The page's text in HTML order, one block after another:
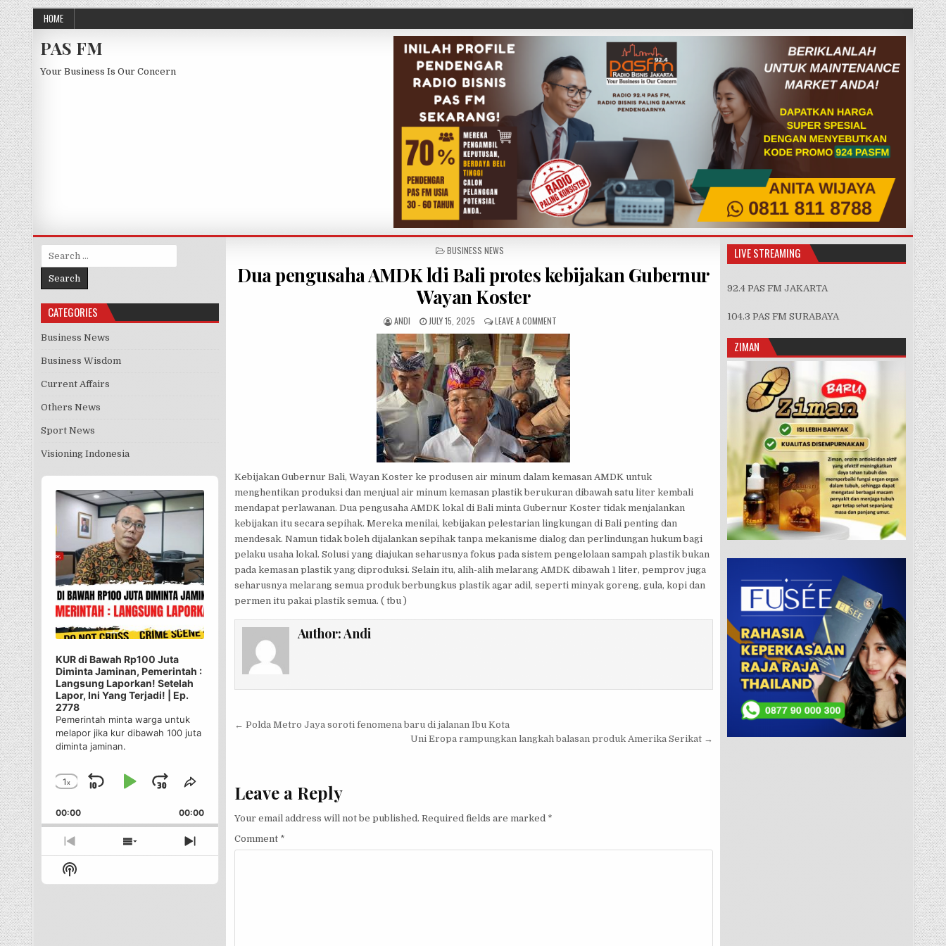
Skip to content
HOME
PAS FM
Your Business Is Our Concern
POSTED IN
BUSINESS NEWS
Dua pengusaha AMDK ldi Bali protes kebijakan Gubernur
Wayan Koster
AUTHOR:
ANDI PUBLISHED DATE:
JULY 15, 2025 LEAVE A COMMENTON DUA PENGUSAHA AMDK LDI BALI PROTES KEBIJAKAN GUBERNUR WAYAN KOSTER
Kebijakan Gubernur Bali, Wayan Koster ke produsen air minum dalam kemasan AMDK untuk
menghentikan produksi dan menjual air minum kemasan plastik berukuran dibawah satu liter kembali
mendapat perlawanan. Dua pengusaha AMDK lokal di Bali minta Gubernur Koster tidak menjalankan
kebijakan itu secara sepihak. Mereka menilai, kebijakan pelestarian lingkungan di Bali penting dan
mendesak. Namun tidak boleh dijalankan sepihak tanpa mekanisme dialog dan perlindungan hukum bagi
pelaku usaha lokal. Solusi yang diajukan seharusnya fokus pada sistem pengelolaan sampah plastik bukan
pada kemasan plastik yang diproduksi. Selain itu, alih-alih melarang AMDK dibawah 1 liter, pemprov juga
seharusnya melarang semua produk berbungkus plastik agar adil, seperti minyak goreng, gula, kopi dan
permen itu pakai plastik semua. ( tbu )
Author:Andi
Post navigation
← Polda Metro Jaya soroti fenomena baru di jalanan Ibu Kota
Uni Eropa rampungkan langkah balasan produk Amerika Serikat →
Leave a Reply
Your email address will not be published. Required fields are marked *
Comment *
Search for:
CATEGORIES
Business News
Business Wisdom
Current Affairs
Others News
Sport News
Visioning Indonesia
Audio
Player
KUR di Bawah Rp100 Juta
Diminta Jaminan, Pemerintah :
Langsung Laporkan! Setelah
Lapor, Ini Yang Terjadi! | Ep.
2778
Pemerintah minta warga untuk
melapor jika kur dibawah 100 juta
diminta jaminan.
Change
Rate
1x
Skip
Backward
Play
Pause
Jump
Forward
Share
Episode
00:00 00:00
Previous
Episode
Show
Episodes
Next
Episode
Show
Podcast
LIVE STREAMING
92.4 PAS FM JAKARTA
104.3 PAS FM SURABAYA
ZIMAN